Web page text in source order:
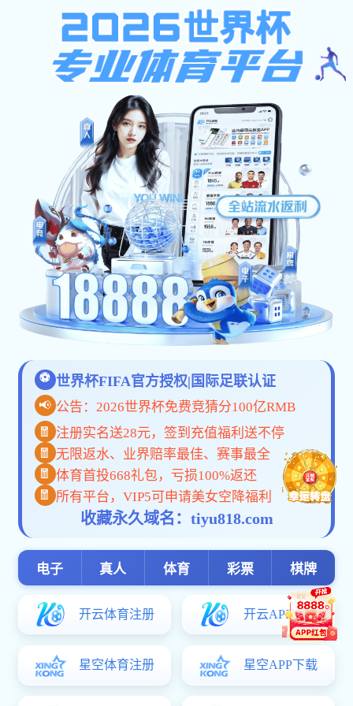
ob欧宝app
ob欧宝app概况 欧宝电竞平台培养
实验平台 校友专栏
师资队伍
幸运28预测课教师
公共课教师
外籍教师